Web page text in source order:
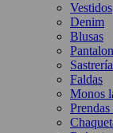
Vestidos
Denim
Blusas
Sastrería
Faldas
Monos